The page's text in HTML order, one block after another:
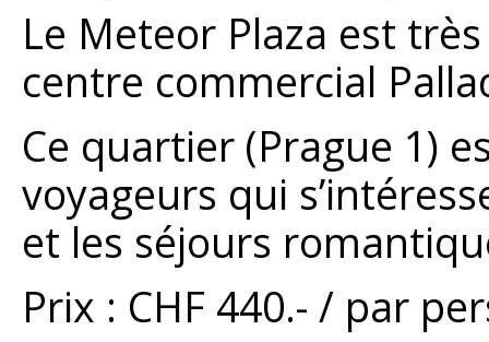
Le Meteor Plaza est
centre commercial
Ce quartier (Prague 1)
voyageurs qui
et les séjours
Prix : CHF 440.- / par